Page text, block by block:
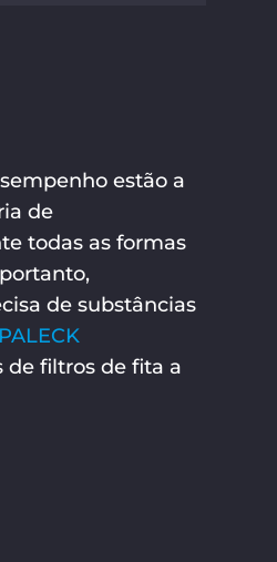
estão a
de
todas as formas
de substâncias
de filtros de fita a